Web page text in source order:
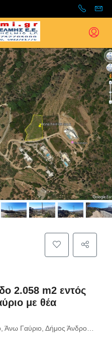
2.058 m2 εντός
με θέα
Περιφέρεια Νοτίου Αιγαίου, Αποκεντρωμένη Διοίκηση Αιγαίου, 845 01, Ελλάδα